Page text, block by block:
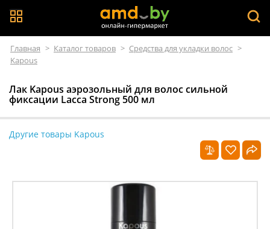
Главная > Каталог товаров > Средства для укладки волос >
Kapous
Лак Kapous аэрозольный для волос сильной
фиксации Lacca Strong 500 мл
Другие товары Kapous